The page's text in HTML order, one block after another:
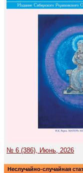
№ 6 (386), Июнь, 2026
Неслучайно-случайная